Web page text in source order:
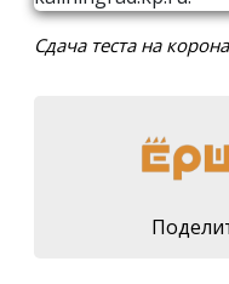
Сдача теста на